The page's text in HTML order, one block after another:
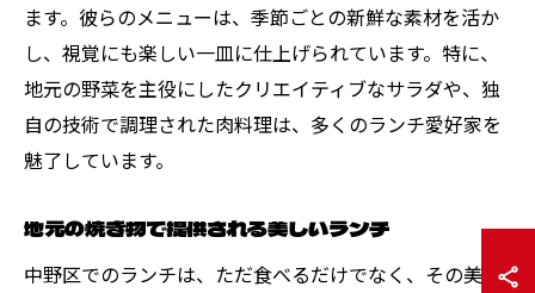
ます。彼らのメニューは、季節ごとの新鮮な素材を活か
し、視覚にも楽しい一皿に仕上げられています。特に、
地元の野菜を主役にしたクリエイティブなサラダや、独
自の技術で調理された肉料理は、多くのランチ愛好家を
魅了しています。
地元の焼き物で提供される美しいランチ
中野区でのランチは、ただ食べるだけでなく、その美し